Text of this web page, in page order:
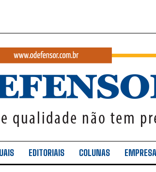
EDITORIAIS COLUNAS EMPRESA